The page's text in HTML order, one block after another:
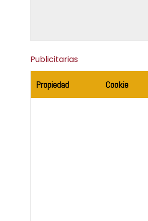
Publicitarias
Propiedad Cookie